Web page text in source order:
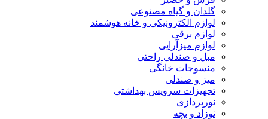
گلدان و گیاه مصنوعی
لوازم الکترونیکی و خانه هوشمند
لوازم برقی
لوازم میزآرایی
مبل و صندلی راحتی
منسوجات خانگی
میز و صندلی
تجهیزات سرویس بهداشتی
نورپردازی
نوزاد و بچه